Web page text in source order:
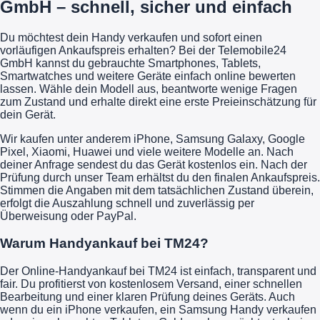
GmbH – schnell, sicher und einfach
Du möchtest dein Handy verkaufen und sofort einen
vorläufigen Ankaufspreis erhalten? Bei der Telemobile24
GmbH kannst du gebrauchte Smartphones, Tablets,
Smartwatches und weitere Geräte einfach online bewerten
lassen. Wähle dein Modell aus, beantworte wenige Fragen
zum Zustand und erhalte direkt eine erste Preieinschätzung für
dein Gerät.
Wir kaufen unter anderem iPhone, Samsung Galaxy, Google
Pixel, Xiaomi, Huawei und viele weitere Modelle an. Nach
deiner Anfrage sendest du das Gerät kostenlos ein. Nach der
Prüfung durch unser Team erhältst du den finalen Ankaufspreis.
Stimmen die Angaben mit dem tatsächlichen Zustand überein,
erfolgt die Auszahlung schnell und zuverlässig per
Überweisung oder PayPal.
Warum Handyankauf bei TM24?
Der Online-Handyankauf bei TM24 ist einfach, transparent und
fair. Du profitierst von kostenlosem Versand, einer schnellen
Bearbeitung und einer klaren Prüfung deines Geräts. Auch
wenn du ein iPhone verkaufen, ein Samsung Handy verkaufen